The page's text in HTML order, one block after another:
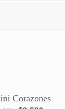
Corazones